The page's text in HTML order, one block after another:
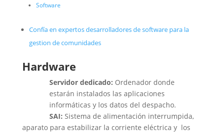
Software
Confía en expertos desarrolladores de software para la
gestion de comunidades
Hardware
Servidor dedicado: Ordenador donde
estarán instalados las aplicaciones
informáticas y los datos del despacho.
SAI: Sistema de alimentación interrumpida,
aparato para estabilizar la corriente eléctrica y los